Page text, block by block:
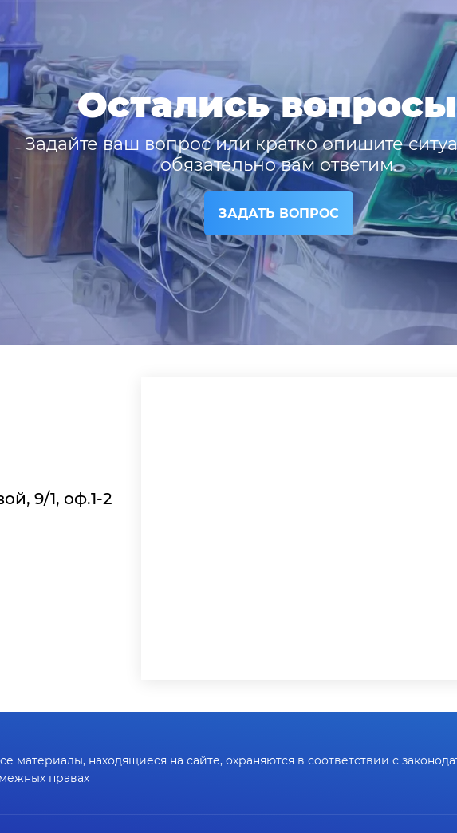
Остались
Задайте ваш вопрос или кратко опишите
обязательно вам ответим.
ЗАДАТЬ ВОПРОС
9/1, оф.1-2
материалы, находящиеся на сайте, охраняются в соответствии с
правах